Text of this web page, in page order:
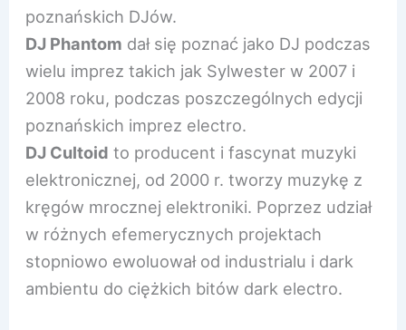
poznańskich DJów.
DJ Phantom dał się poznać jako DJ podczas
wielu imprez takich jak Sylwester w 2007 i
2008 roku, podczas poszczególnych edycji
poznańskich imprez electro.
DJ Cultoid to producent i fascynat muzyki
elektronicznej, od 2000 r. tworzy muzykę z
kręgów mrocznej elektroniki. Poprzez udział
w różnych efemerycznych projektach
stopniowo ewoluował od industrialu i dark
ambientu do ciężkich bitów dark electro.